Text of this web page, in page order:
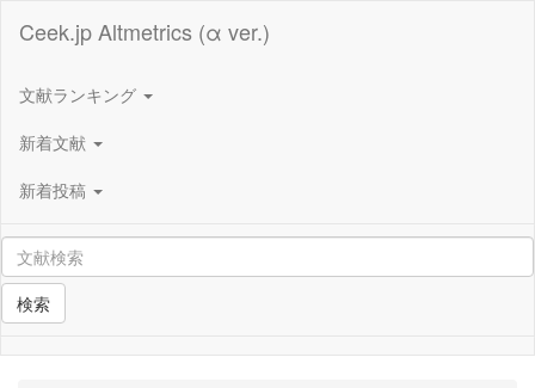
Ceek.jp Altmetrics (α ver.)
文献ランキング
新着文献
新着投稿
検索